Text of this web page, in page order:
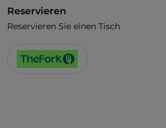
Reservieren
Reservieren Sie einen Tisch